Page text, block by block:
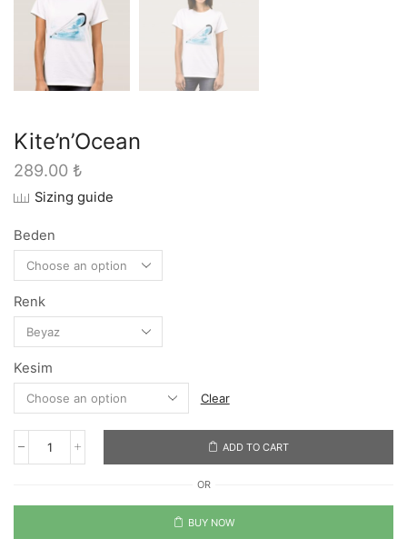
Kite’n’Ocean
289.00 ₺
Sizing guide
Beden
Renk
Kesim
Clear
Kite'n'Ocean
ADD TO CART
OR
BUY NOW